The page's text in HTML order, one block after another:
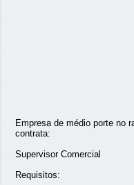
Empresa de médio porte no
contrata:
Supervisor Comercial
Requisitos: